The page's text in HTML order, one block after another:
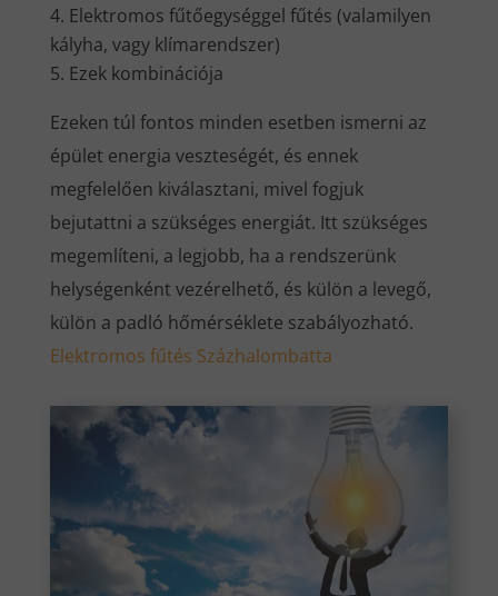
Elektromos fűtőegységgel fűtés (valamilyen
kályha, vagy klímarendszer)
Ezek kombinációja
Ezeken túl fontos minden esetben ismerni az
épület energia veszteségét, és ennek
megfelelően kiválasztani, mivel fogjuk
bejutattni a szükséges energiát. Itt szükséges
megemlíteni, a legjobb, ha a rendszerünk
helységenként vezérelhető, és külön a levegő,
külön a padló hőmérséklete szabályozható.
Elektromos fűtés Százhalombatta